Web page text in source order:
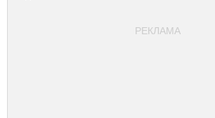
РЕКЛАМА